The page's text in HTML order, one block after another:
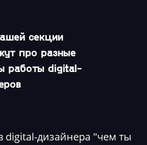
секции
про разные
работы digital-
digital-дизайнера "чем ты